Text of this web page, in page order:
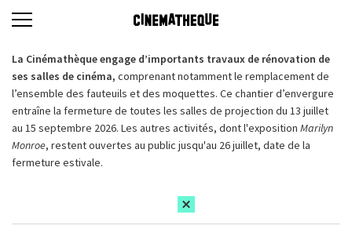
La Cinémathèque engage d’importants travaux de rénovation de
ses salles de cinéma, comprenant notamment le remplacement de
l’ensemble des fauteuils et des moquettes. Ce chantier d’envergure
entraîne la fermeture de toutes les salles de projection du 13 juillet
au 15 septembre 2026. Les autres activités, dont l'exposition Marilyn
Monroe, restent ouvertes au public jusqu'au 26 juillet, date de la
fermeture estivale.